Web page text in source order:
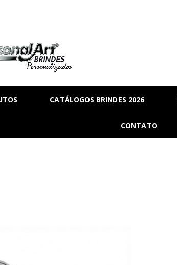
SEMANAL
CATÁLOGOS BRINDES 2026
BRINDES_02
CONTATO